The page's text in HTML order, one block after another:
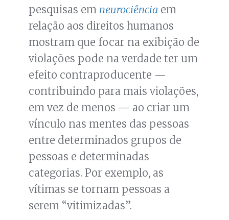
pesquisas em neurociência em
relação aos direitos humanos
mostram que focar na exibição de
violações pode na verdade ter um
efeito contraproducente —
contribuindo para mais violações,
em vez de menos — ao criar um
vínculo nas mentes das pessoas
entre determinados grupos de
pessoas e determinadas
categorias. Por exemplo, as
vítimas se tornam pessoas a
serem “vitimizadas”.